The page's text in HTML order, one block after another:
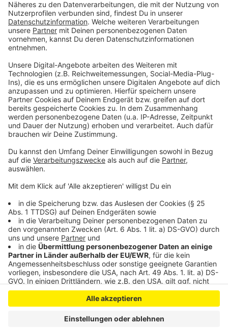
Anzeige
Anzeige
Anzeige
Letzte Sitzung des alten Leverkusener Rats
Prozess wegen Rolex-Raub in Leverkusen
Anzeige
Anzeige